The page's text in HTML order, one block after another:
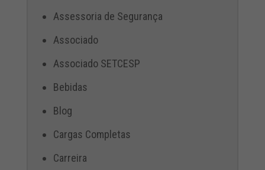
Assessoria de Segurança
Associado
Associado SETCESP
Bebidas
Blog
Cargas Completas
Carreira